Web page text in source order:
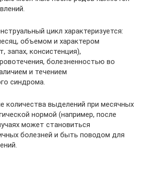
цикл характеризуется:
объемом и характером
запах, консистенция),
болезненностью во
и течением
синдрома.
количества выделений при месячных
нормой (например, после
может становиться
болезней и быть поводом для